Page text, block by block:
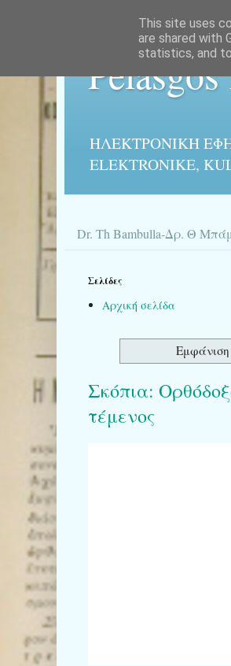
ΗΛΕΚΤΡΟΝΙΚΉ
ELEKTRONIKE,
Dr. Th Bambulla-Δρ. Θ
Σελίδες
Αρχική σελίδα
Σκόπια:
τέμενος
This site uses
are shared with
statistics, and